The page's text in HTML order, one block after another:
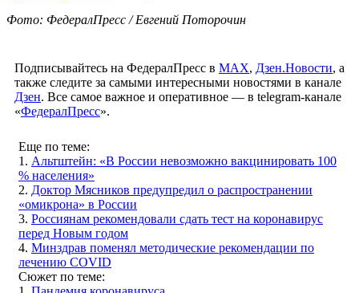
Фото: ФедералПресс / Евгений Поторочин
Подписывайтесь на ФедералПресс в МАХ, Дзен.Новости, а
также следите за самыми интересными новостями в канале
Дзен. Все самое важное и оперативное — в telegram-канале
«ФедералПресс».
Еще по теме:
1. Альтштейн: «В России невозможно вакцинировать 100
% населения»
2. Доктор Мясников предупредил о распространении
«омикрона» в России
3. Россиянам рекомендовали сдать тест на коронавирус
перед Новым годом
4. Минздрав поменял методические рекомендации по
лечению COVID
Сюжет по теме: